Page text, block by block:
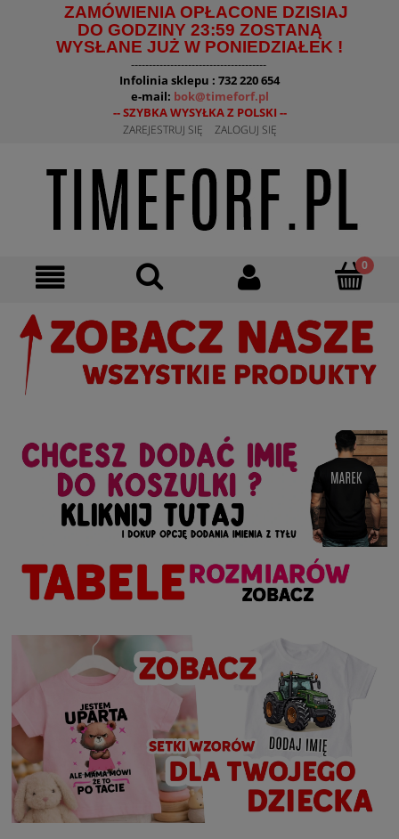
ZAMÓWIENIA OPŁACONE DZISIAJ
DO GODZINY 23:59 ZOSTANĄ
WYSŁANE JUŻ W PONIEDZIAŁEK !
--------------------------------------
Infolinia sklepu : 732 220 654
e-mail: bok@timeforf.pl
-- SZYBKA WYSYŁKA Z POLSKI --
ZAREJESTRUJ SIĘ ZALOGUJ SIĘ